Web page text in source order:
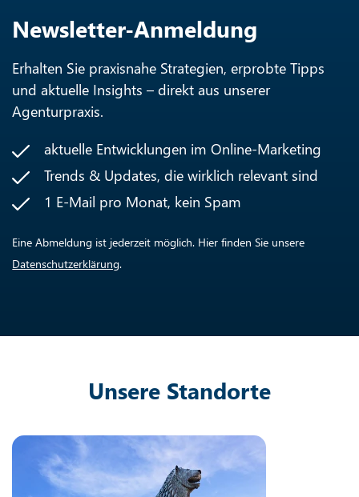
Newsletter-Anmeldung
Erhalten Sie praxisnahe Strategien, erprobte Tipps
und aktuelle Insights – direkt aus unserer
Agenturpraxis.
aktuelle Entwicklungen im Online-Marketing
Trends & Updates, die wirklich relevant sind
1 E-Mail pro Monat, kein Spam
Eine Abmeldung ist jederzeit möglich. Hier finden Sie unsere
Datenschutzerklärung.
Unsere Standorte